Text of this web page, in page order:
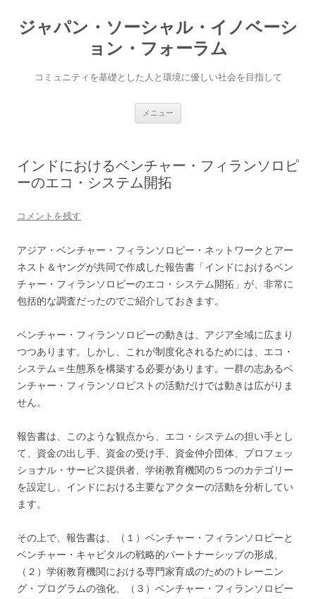
ジャパン・ソーシャル・イノベーシ
ョン・フォーラム
コミュニティを基礎とした人と環境に優しい社会を目指して
メニュー
ス
インドにおけるベンチャー・フィランソロピ
ーのエコ・システム開拓
コメントを残す
アジア・ベンチャー・フィランソロピー・ネットワークとアー
ネスト＆ヤングが共同で作成した報告書「インドにおけるベン
チャー・フィランソロピーのエコ・システム開拓」が、非常に
包括的な調査だったのでご紹介しておきます。
ベンチャー・フィランソロピーの動きは、アジア全域に広まり
つつあります。しかし、これが制度化されるためには、エコ・
システム＝生態系を構築する必要があります。一群の志あるベ
ンチャー・フィランソロピストの活動だけでは動きは広がりま
せん。
報告書は、このような観点から、エコ・システムの担い手とし
て、資金の出し手、資金の受け手、資金仲介団体、プロフェッ
ショナル・サービス提供者、学術教育機関の５つのカテゴリー
を設定し、インドにおける主要なアクターの活動を分析してい
ます。
その上で、報告書は、（１）ベンチャー・フィランソロピーと
ベンチャー・キャピタルの戦略的パートナーシップの形成、
（２）学術教育機関における専門家育成のためのトレーニン
グ・プログラムの強化、（３）ベンチャー・フィランソロピー